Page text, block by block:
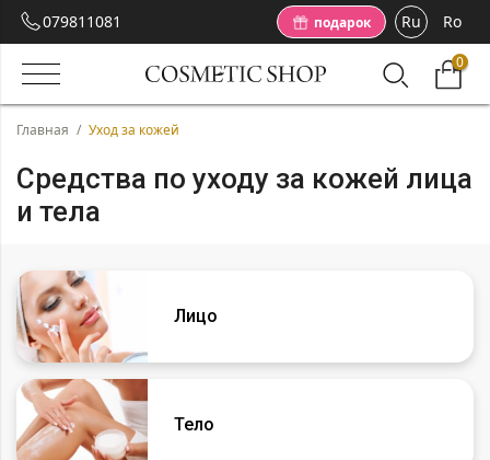
079811081 подарок Ru Ro
0
Главная / Уход за кожей
Средства по уходу за кожей лица
и тела
Лицо
Тело